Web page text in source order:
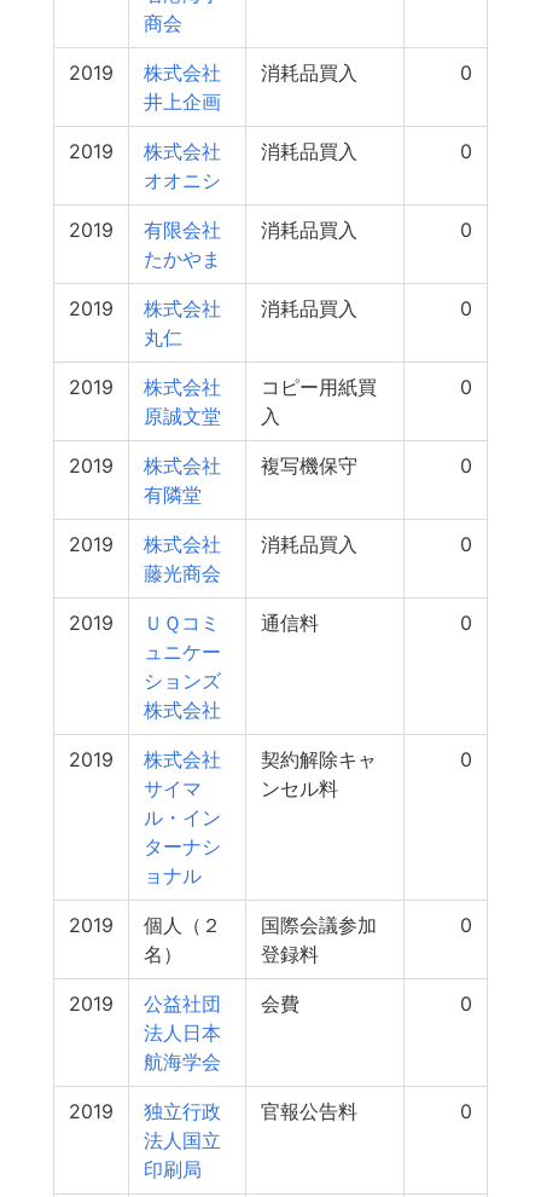
商会
2019
株式会社
井上企画
消耗品買入 0
2019
株式会社
オオニシ
消耗品買入 0
2019
有限会社
たかやま
消耗品買入 0
2019
株式会社
丸仁
消耗品買入 0
2019
株式会社
原誠文堂
コピー用紙買
入
0
2019
株式会社
有隣堂
複写機保守 0
2019
株式会社
藤光商会
消耗品買入 0
2019
ＵＱコミ
ュニケー
ションズ
株式会社
通信料 0
2019
株式会社
サイマ
ル・イン
ターナシ
ョナル
契約解除キャ
ンセル料
0
2019
個人（２
名）
国際会議参加
登録料
0
2019
公益社団
法人日本
航海学会
会費 0
2019
独立行政
法人国立
印刷局
官報公告料 0